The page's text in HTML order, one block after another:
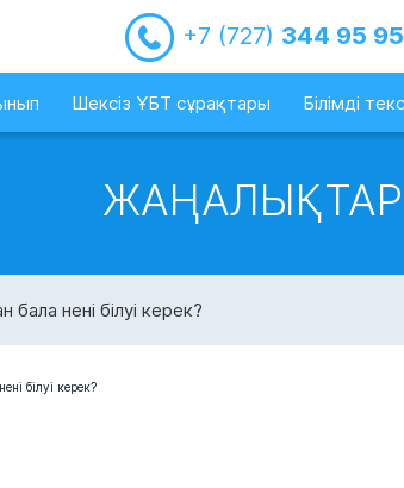
+7 (727) 344 95 95
Шексіз ҰБТ сұрақтары Білімді
ЖАҢАЛЫҚТАР
нені білуі керек?